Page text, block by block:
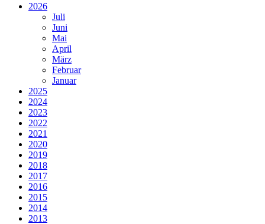
2026
Juli
Juni
Mai
April
März
Februar
Januar
2025
2024
2023
2022
2021
2020
2019
2018
2017
2016
2015
2014
2013